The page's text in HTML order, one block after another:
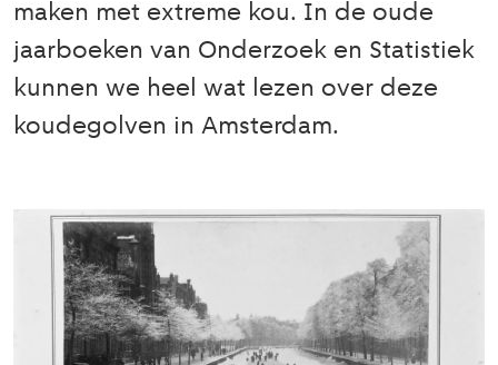
maken met extreme kou. In de oude
jaarboeken van Onderzoek en Statistiek
kunnen we heel wat lezen over deze
koudegolven in Amsterdam.